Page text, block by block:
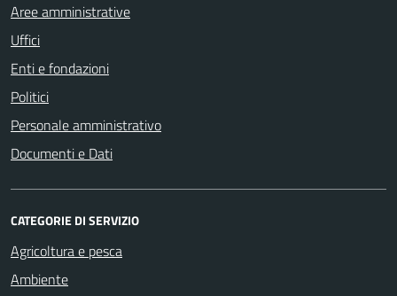
Aree amministrative
Uffici
Enti e fondazioni
Politici
Personale amministrativo
Documenti e Dati
CATEGORIE DI SERVIZIO
Agricoltura e pesca
Ambiente